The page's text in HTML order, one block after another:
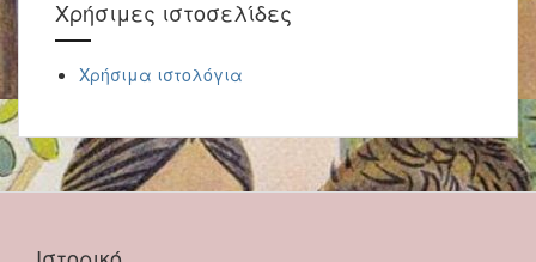
Χρήσιμες ιστοσελίδες
Χρήσιμα ιστολόγια